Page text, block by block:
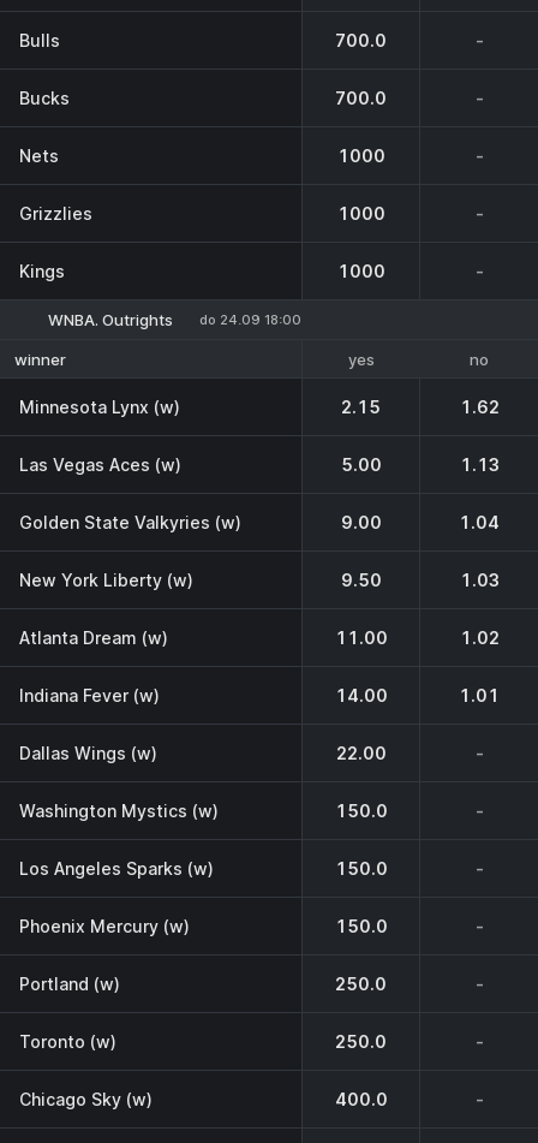
Bulls 700.0 -
Bucks 700.0 -
Nets 1000 -
Grizzlies 1000 -
Kings 1000 -
WNBA. Outrights do 24.09 18:00
winner yes no
Minnesota Lynx (w) 2.15 1.62
Las Vegas Aces (w) 5.00 1.13
Golden State Valkyries (w) 9.00 1.04
New York Liberty (w) 9.50 1.03
Atlanta Dream (w) 11.00 1.02
Indiana Fever (w) 14.00 1.01
Dallas Wings (w) 22.00 -
Washington Mystics (w) 150.0 -
Los Angeles Sparks (w) 150.0 -
Phoenix Mercury (w) 150.0 -
Portland (w) 250.0 -
Toronto (w) 250.0 -
Chicago Sky (w) 400.0 -